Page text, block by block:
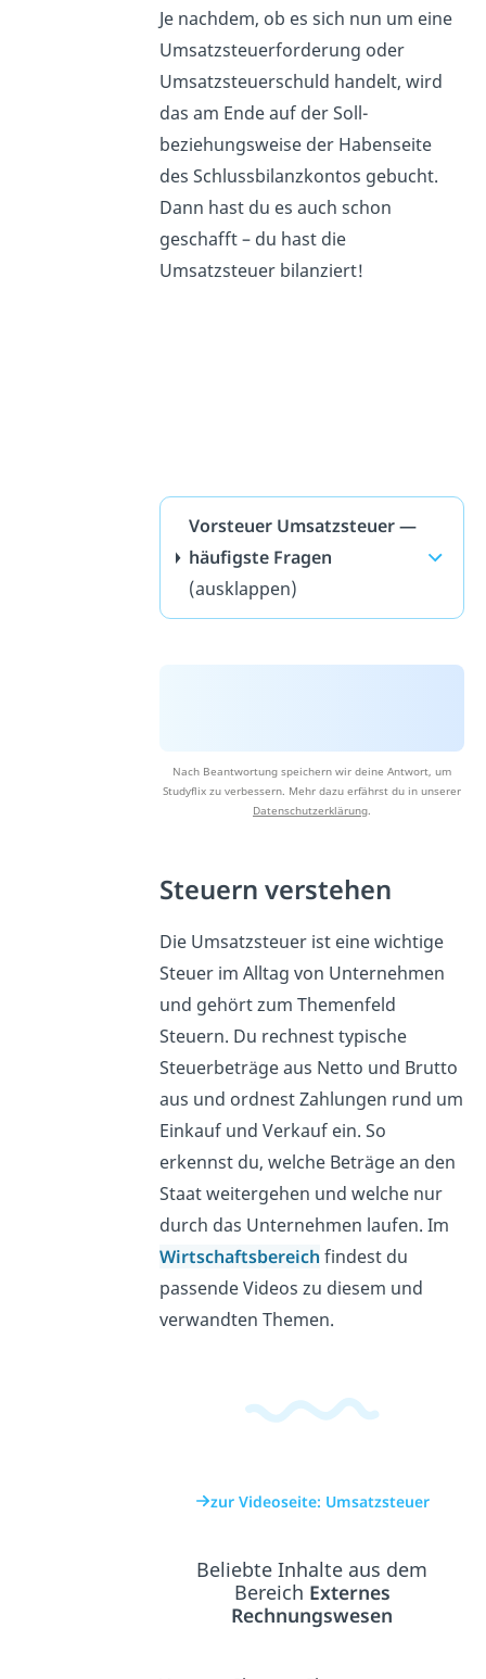
Je nachdem, ob es sich nun um eine
Umsatzsteuerforderung oder
Umsatzsteuerschuld handelt, wird
das am Ende auf der Soll-
beziehungsweise der Habenseite
des Schlussbilanzkontos gebucht.
Dann hast du es auch schon
geschafft – du hast die
Umsatzsteuer bilanziert!
Vorsteuer Umsatzsteuer —
häufigste Fragen
(ausklappen)
Nach Beantwortung speichern wir deine Antwort, um
Studyflix zu verbessern. Mehr dazu erfährst du in unserer
Datenschutzerklärung.
Steuern verstehen
Die Umsatzsteuer ist eine wichtige
Steuer im Alltag von Unternehmen
und gehört zum Themenfeld
Steuern. Du rechnest typische
Steuerbeträge aus Netto und Brutto
aus und ordnest Zahlungen rund um
Einkauf und Verkauf ein. So
erkennst du, welche Beträge an den
Staat weitergehen und welche nur
durch das Unternehmen laufen. Im
Wirtschaftsbereich findest du
passende Videos zu diesem und
verwandten Themen.
zur Videoseite: Umsatzsteuer
Beliebte Inhalte aus dem
Bereich Externes
Rechnungswesen